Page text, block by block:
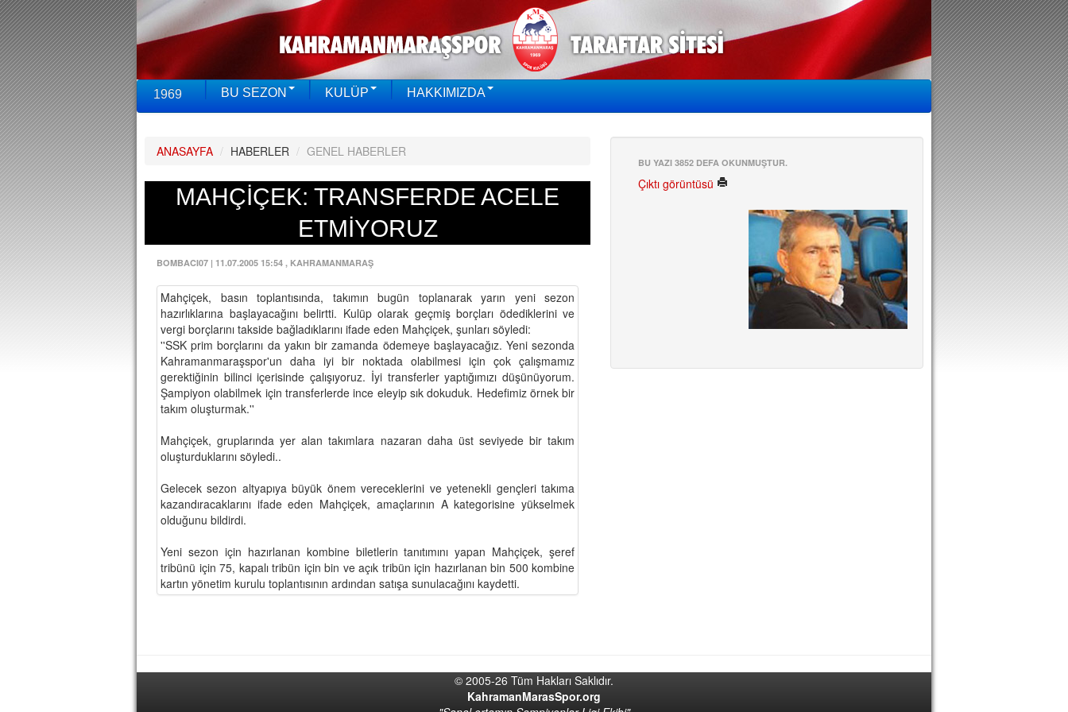
1969 BU SEZON KULÜP HAKKIMIZDA
ANASAYFA / HABERLER / GENEL HABERLER
MAHÇİÇEK: TRANSFERDE ACELE
ETMİYORUZ
BOMBACI07 | 11.07.2005 15:54 , KAHRAMANMARAŞ
Mahçiçek, basın toplantısında, takımın bugün toplanarak yarın yeni sezon
hazırlıklarına başlayacağını belirtti. Kulüp olarak geçmiş borçları ödediklerini ve
vergi borçlarını takside bağladıklarını ifade eden Mahçiçek, şunları söyledi:
''SSK prim borçlarını da yakın bir zamanda ödemeye başlayacağız. Yeni sezonda
Kahramanmaraşspor'un daha iyi bir noktada olabilmesi için çok çalışmamız
gerektiğinin bilinci içerisinde çalışıyoruz. İyi transferler yaptığımızı düşünüyorum.
Şampiyon olabilmek için transferlerde ince eleyip sık dokuduk. Hedefimiz örnek bir
takım oluşturmak.''
Mahçiçek, gruplarında yer alan takımlara nazaran daha üst seviyede bir takım
oluşturduklarını söyledi..
Gelecek sezon altyapıya büyük önem vereceklerini ve yetenekli gençleri takıma
kazandıracaklarını ifade eden Mahçiçek, amaçlarının A kategorisine yükselmek
olduğunu bildirdi.
Yeni sezon için hazırlanan kombine biletlerin tanıtımını yapan Mahçiçek, şeref
tribünü için 75, kapalı tribün için bin ve açık tribün için hazırlanan bin 500 kombine
kartın yönetim kurulu toplantısının ardından satışa sunulacağını kaydetti.
BU YAZI 3852 DEFA OKUNMUŞTUR.
Çıktı görüntüsü
© 2005-26 Tüm Hakları Saklıdır.
KahramanMarasSpor.org